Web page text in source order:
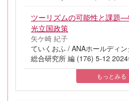
ツーリズムの可能性と課題
光立国政策
矢ケ崎 紀子
ていくおふ / ANAホールディ
総合研究所 編 (176) 5-12
もっとみる